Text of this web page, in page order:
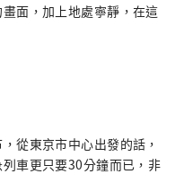
面，加上地處寧靜，在這
從東京市中心出發的話，
車更只要30分鐘而已，非